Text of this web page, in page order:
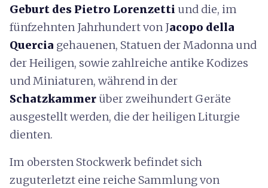
Geburt des Pietro Lorenzetti und die, im
fünfzehnten Jahrhundert von Jacopo della
Quercia gehauenen, Statuen der Madonna und
der Heiligen, sowie zahlreiche antike Kodizes
und Miniaturen, während in der
Schatzkammer über zweihundert Geräte
ausgestellt werden, die der heiligen Liturgie
dienten.
Im obersten Stockwerk befindet sich
zuguterletzt eine reiche Sammlung von